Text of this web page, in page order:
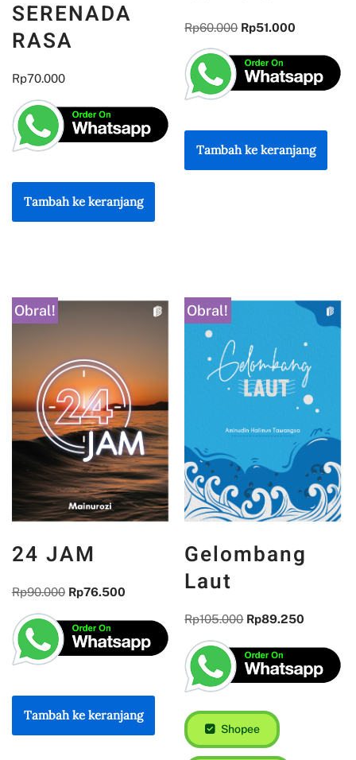
SERENADA
RASA
Rp70.000
Tambah ke keranjang
Rp60.000 Rp51.000
Tambah ke keranjang
Obral!
24 JAM
Rp90.000 Rp76.500
Tambah ke keranjang
Obral!
Gelombang
Laut
Rp105.000 Rp89.250
Shopee